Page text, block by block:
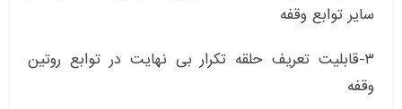
سایر توابع وقفه
۳-قابلیت تعریف حلقه تکرار بی نهایت در توابع روتین
وقفه